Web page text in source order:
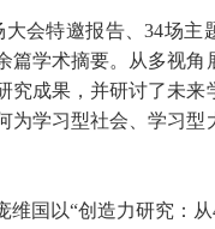
会特邀报告、34场主
篇学术摘要。从多视角
究成果，并研讨了未来
为学习型社会、学习型
维国以“创造力研究：从